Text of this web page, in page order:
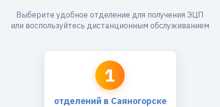
Выберите удобное отделение для получения ЭЦП
или воспользуйтесь дистанционным обслуживанием
1
отделений в Саяногорске